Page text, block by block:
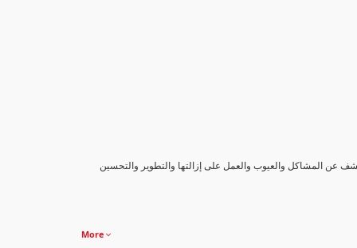
عن المشاكل والعيوب والعمل على إزالتها والتطوير والتحسين
More